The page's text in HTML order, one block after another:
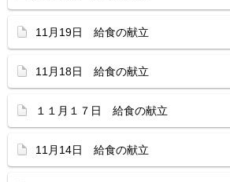
11月19日 給食の献立
11月18日 給食の献立
１１月１７日 給食の献立
11月14日 給食の献立